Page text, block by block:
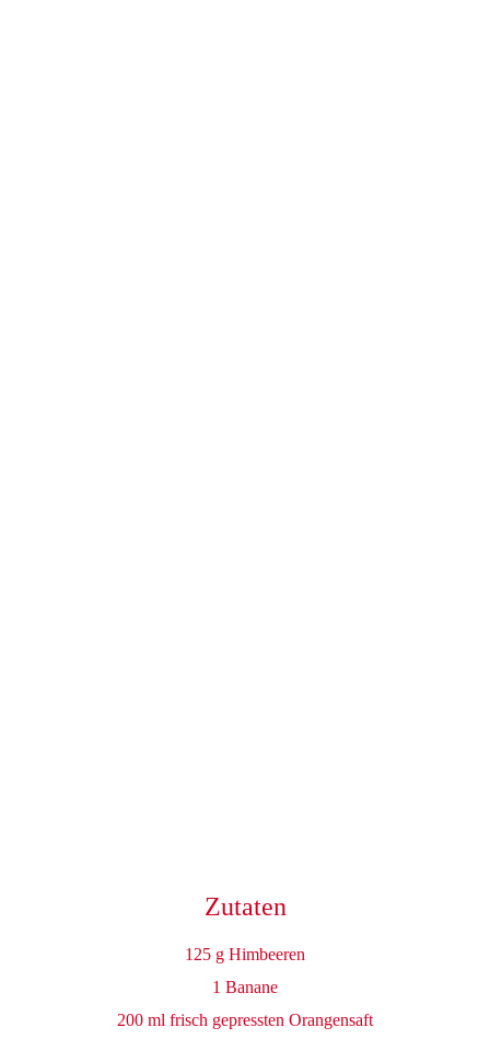
Zutaten
125 g Himbeeren
1 Banane
200 ml frisch gepressten Orangensaft